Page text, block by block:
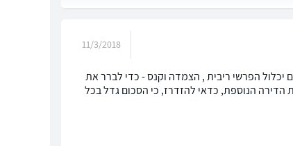
11/3/2018
הפרשי ריבית , הצמדה וקנס - כדי לברר את
הנוספת, כדאי להזדרז, כי הסכום גדל בכל